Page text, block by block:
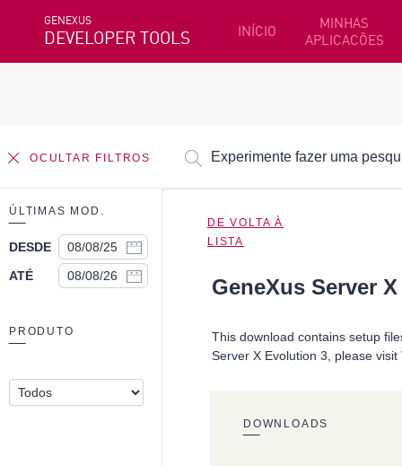
GENEXUS
DEVELOPER TOOLS INÍCIO
MINHAS
APLICACÕES